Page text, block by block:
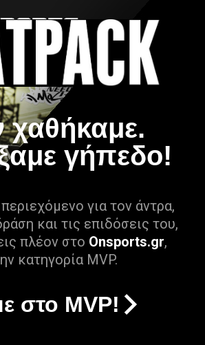
χαθήκαμε.
γήπεδο!
για τον άντρα,
και τις επιδόσεις του,
πλέον στο Onsports.gr,
κατηγορία MVP.
στο MVP!